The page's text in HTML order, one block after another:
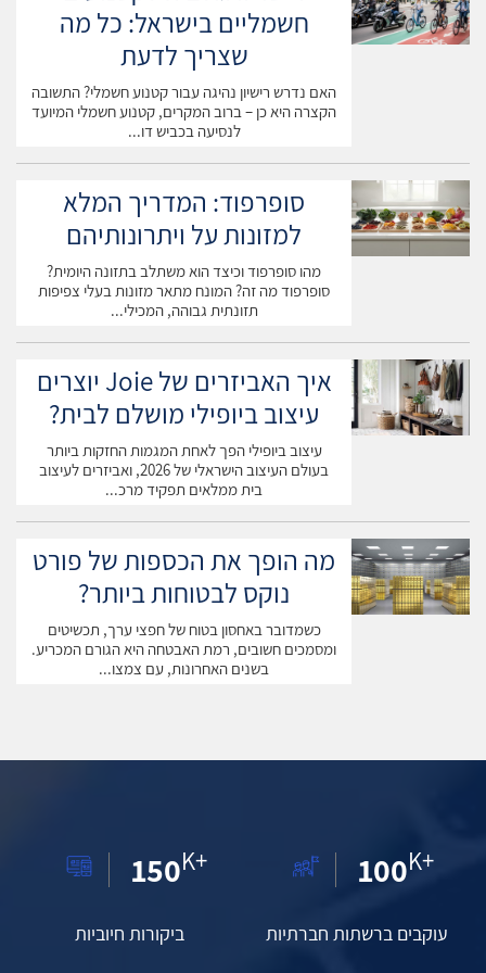
האקססוריז של 2025 מתמקדים בפריטים מודגשים שהופכים להיות
מוקד המראה במקום להיות תוספת משנית. כובעי באקט ממשיכים
להיות פופולריים ומציעים גם הגנה מהשמש וגם נגיעה סטייליסטית.
משקפי שמש בגדלים מוגזמים עם מסגרות גיאומטריות הם החובה
השנה, במיוחד עם עדשות צבעוניות או מראה.
כמה אצבעות, צמידים בשכבות וענקי אמירה. הטרנד החדש הוא שימוש
בצבעים בתכשיטים – פנינים בגוון ירוק ירקן או עגילים עם אבנים
צבעוניות. תיקים מטאליים והולוגראפיים מעניקים נגיעה עתידנית
למראה, בעוד שתיקי ביד עם חרוזים מביאים תחושה אומנותית
איך מוצאים את המידה הנכונה
בקניות אונליין?
אחד האתגרים הגדולים בקניות בגדים אונליין הוא מציאת המידה
המדויקת. כלל הזהב הוא תמיד לבדוק את טבלת המידות של המותג
הספציפי ולא להסתמך על המידה הרגילה שלכם. מותגים שונים עם
גזרות שונות, ובמיוחד במותגים אסיאתיים שמגיעים דרך פלטפורמות
כמו שיין או עליאקספרס.
מדדו את עצמכם בקפידה לפני כל הזמנה – חזה, מותניים, ירכיים ואורך
שרוול. רבים מהאתרים מציעים היום גם מדריכי מידות אינטראקטיביים
או אפילו טכנולוגיית מציאות רבודה שמאפשרת "לנסות" בגדים
וירטואלית. קיטו תמיד את המידות שלכם ברשימה נפרדת כדי שלא
תצטרכו למדוד בכל פעם מחדש.
חשמליים בישראל: כל מה
שצריך לדעת
האם נדרש רישיון נהיגה עבור קטנוע חשמלי? התשובה
הקצרה היא כן – ברוב המקרים, קטנוע חשמלי המיועד
לנסיעה בכביש דו...
סופרפוד: המדריך המלא
למזונות על ויתרונותיהם
מהו סופרפוד וכיצד הוא משתלב בתזונה היומית?
סופרפוד מה זה? המונח מתאר מזונות בעלי צפיפות
תזונתית גבוהה, המכילי...
איך האביזרים של Joie יוצרים
עיצוב ביופילי מושלם לבית?
עיצוב ביופילי הפך לאחת המגמות החזקות ביותר
בעולם העיצוב הישראלי של 2026, ואביזרים לעיצוב
בית ממלאים תפקיד מרכ...
מה הופך את הכספות של פורט
נוקס לבטוחות ביותר?
כשמדובר באחסון בטוח של חפצי ערך, תכשיטים
ומסמכים חשובים, רמת האבטחה היא הגורם המכריע.
בשנים האחרונות, עם צמצו...
100K+
עוקבים ברשתות חברתיות
150K+
ביקורות חיוביות